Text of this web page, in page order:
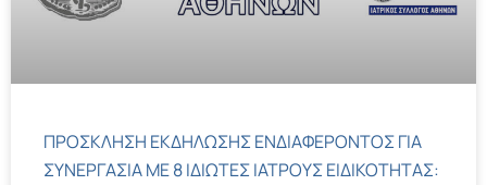
ΠΡΟΣΚΛΗΣΗ ΕΚΔΗΛΩΣΗΣ ΕΝΔΙΑΦΕΡΟΝΤΟΣ ΓΙΑ
ΣΥΝΕΡΓΑΣΙΑ ΜΕ 8 ΙΔΙΩΤΕΣ ΙΑΤΡΟΥΣ ΕΙΔΙΚΟΤΗΤΑΣ: